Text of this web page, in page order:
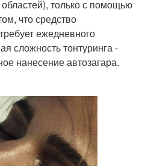
только с помощью
что средство
ежедневного
сложность тонтуринга -
нанесение автозагара.